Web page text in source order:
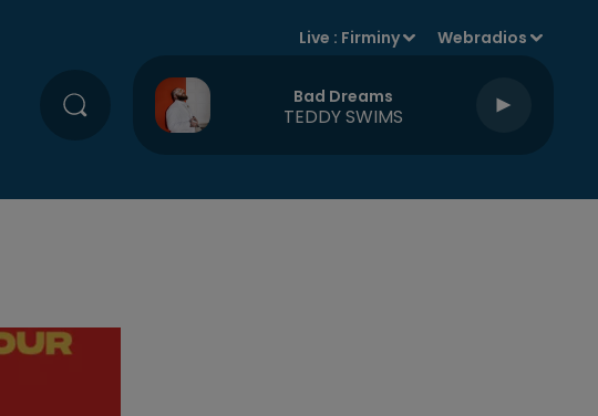
Live : Firminy Webradios
Bad Dreams
TEDDY SWIMS